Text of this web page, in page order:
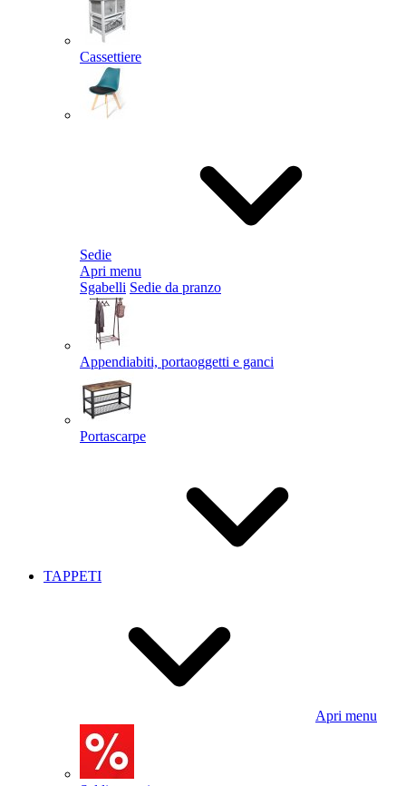
Cassettiere
Sedie
Apri menu
Sgabelli Sedie da pranzo
Appendiabiti, portaoggetti e ganci
Portascarpe
TAPPETI
Apri menu